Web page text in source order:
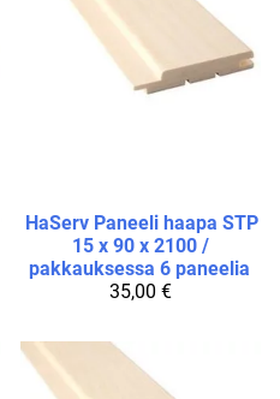
HaServ Paneeli haapa STP
15 x 90 x 2100 /
pakkauksessa 6 paneelia
35,00 €